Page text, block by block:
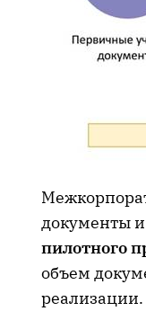
документы и
пилотного
объем
реализации.